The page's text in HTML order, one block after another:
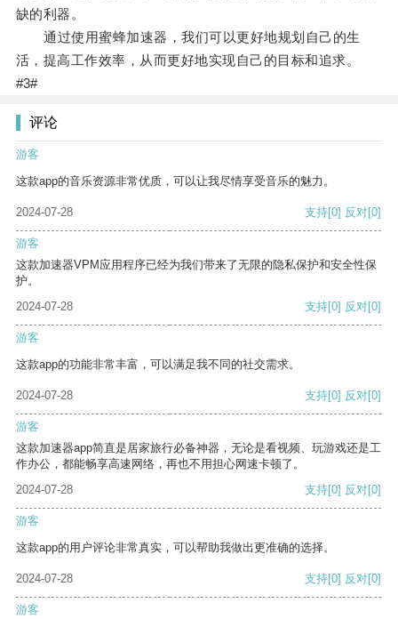
缺的利器。
通过使用蜜蜂加速器，我们可以更好地规划自己的生
活，提高工作效率，从而更好地实现自己的目标和追求。
#3#
评论
游客
这款app的音乐资源非常优质，可以让我尽情享受音乐的魅力。
2024-07-28 支持[0] 反对[0]
游客
这款加速器VPM应用程序已经为我们带来了无限的隐私保护和安全性保
护。
2024-07-28
支持[0] 反对[0]
游客
这款app的功能非常丰富，可以满足我不同的社交需求。
2024-07-28 支持[0] 反对[0]
游客
这款加速器app简直是居家旅行必备神器，无论是看视频、玩游戏还是工
作办公，都能畅享高速网络，再也不用担心网速卡顿了。
2024-07-28
支持[0] 反对[0]
游客
这款app的用户评论非常真实，可以帮助我做出更准确的选择。
2024-07-28 支持[0] 反对[0]
游客